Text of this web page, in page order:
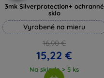
3mk Silverprotection+ ochranné
sklo
Vyrobené na mieru
16,90 €
15,22 €
Na sklade > 5 ks